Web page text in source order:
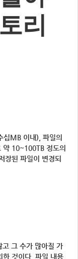
리
십MB 이내), 파일의
약 10~100TB 정도의
장된 파일이 변경되
그 수가 많아질 가
한 것이다. 파일 내용